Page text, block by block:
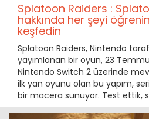
Splatoon Raiders :
hakkında her şeyi
keşfedin
Splatoon Raiders, Nintendo
yayımlanan bir oyun, 23
Nintendo Switch 2 üzerinde
ilk yan oyunu olan bu yapım,
bir macera sunuyor. Test ettik,